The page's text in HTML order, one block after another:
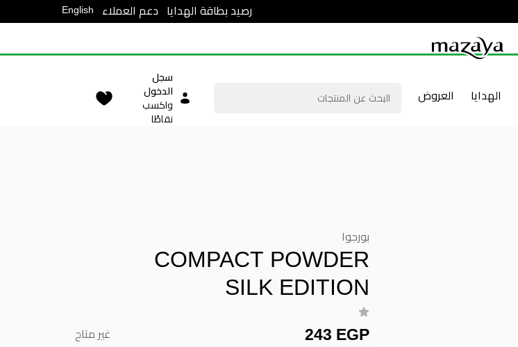
رصيد بطاقة الهدايا دعم العملاء English
الهدايا العروض
سجل
الدخول
واكسب
نقاطًا
بورجوا
COMPACT POWDER
SILK EDITION
243 EGP غير متاح